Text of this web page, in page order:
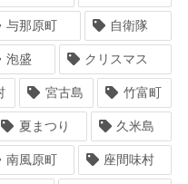
与那原町 自衛隊
泡盛 クリスマス
宮古島 竹富町
夏まつり 久米島
南風原町 座間味村